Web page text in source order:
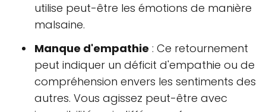
utilise peut-être les émotions de manière
malsaine.
Manque d'empathie : Ce retournement
peut indiquer un déficit d'empathie ou de
compréhension envers les sentiments des
autres. Vous agissez peut-être avec